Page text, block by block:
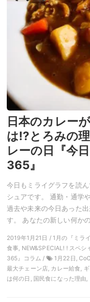
日本のカレー
は!?とろみの
レーの日『今
365』
今日もミライグラフを読
シュアです。 通勤・通学
過去や未来の今日あった
す。 あなたの新しい何か
2019年1月21日 / 1月の『ミラ
食事, NEW&SPECIAL! ! スペ
365』コラム /
1月22日,
最大チェーン店, カレー給食,
は何の日, 国民食になった理由,